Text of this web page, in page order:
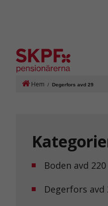
Hem / Degerfors avd 29
Boden avd 220
Degerfors avd